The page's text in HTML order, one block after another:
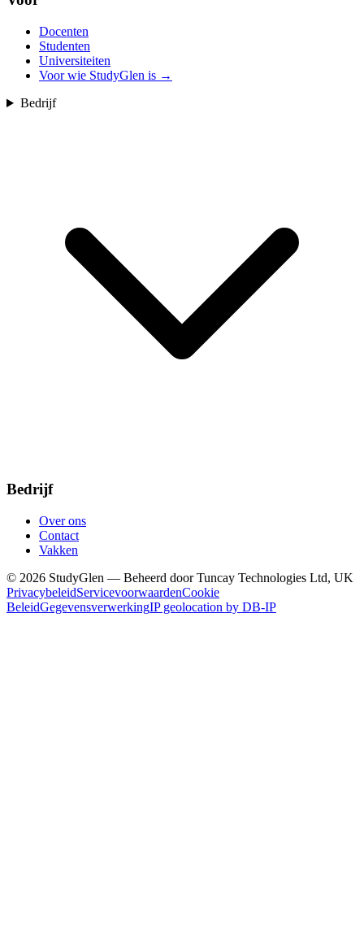
Docenten
Studenten
Universiteiten
Voor wie StudyGlen is →
Bedrijf
Bedrijf
Over ons
Contact
Vakken
© 2026 StudyGlen — Beheerd door Tuncay Technologies Ltd, UK
PrivacybeleidServicevoorwaardenCookie
BeleidGegevensverwerkingIP geolocation by DB-IP